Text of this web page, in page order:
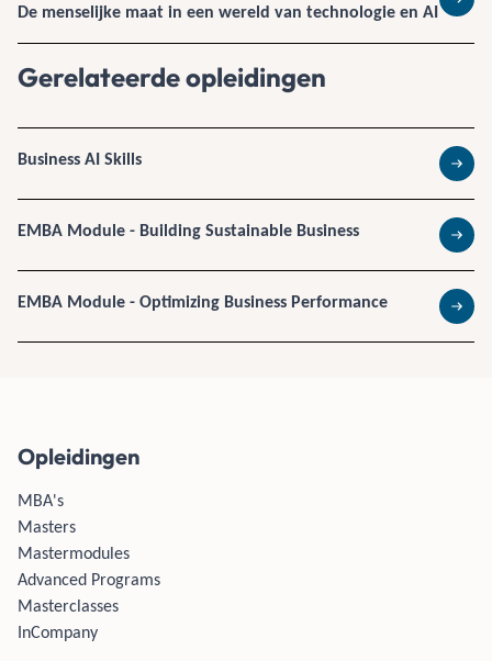
De menselijke maat in een wereld van technologie en AI Lees
Gerelateerde opleidingen
Business AI Skills
Lees
EMBA Module - Building Sustainable Business
Lees
EMBA Module - Optimizing Business Performance
Lees
Opleidingen
MBA's
Masters
Mastermodules
Advanced Programs
Masterclasses
InCompany